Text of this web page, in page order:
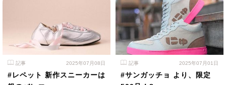
記事 2025年07月08日
#レペット 新作スニーカーは
記事 2025年07月01日
#サンガッチョ より、限定